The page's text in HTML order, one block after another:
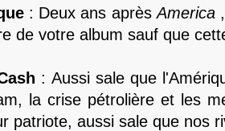
: Deux ans aprèsAmerica,
de votre album sauf que
: Aussi sale que
la crise pétrolière et les
patriote, aussi sale que nos